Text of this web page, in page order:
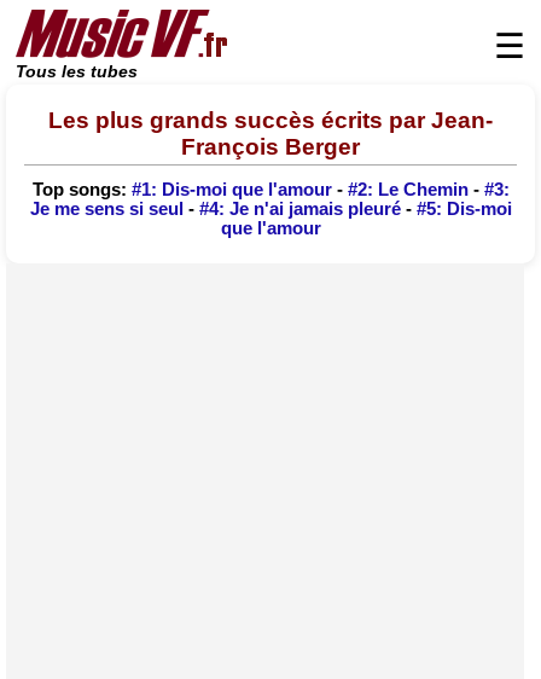
Tous les tubes
☰
Les plus grands succès écrits par Jean-
François Berger
Top songs: #1: Dis-moi que l'amour- #2: Le Chemin- #3:
Je me sens si seul - #4: Je n'ai jamais pleuré- #5: Dis-moi
que l'amour